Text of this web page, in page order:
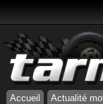
Accueil Actualité